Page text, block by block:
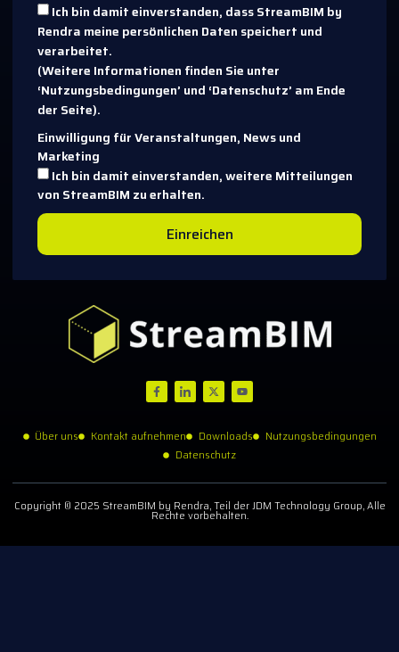
Ich bin damit einverstanden, dass StreamBIM by
Rendra meine persönlichen Daten speichert und
verarbeitet.
(Weitere Informationen finden Sie unter
‘Nutzungsbedingungen’ und ‘Datenschutz’ am Ende
der Seite).
Einwilligung für Veranstaltungen, News und
Marketing
Ich bin damit einverstanden, weitere Mitteilungen
von StreamBIM zu erhalten.
Einreichen
Über uns Kontakt aufnehmen Downloads
Nutzungsbedingungen
Datenschutz
Copyright © 2025 StreamBIM by Rendra, Teil der JDM Technology Group, Alle
Rechte vorbehalten.